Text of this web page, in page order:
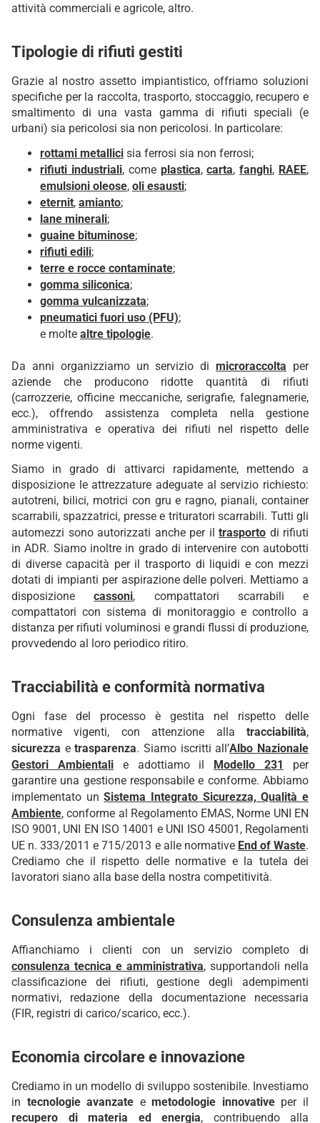
attività commerciali e agricole, altro.
Tipologie di rifiuti gestiti
Grazie al nostro assetto impiantistico, offriamo soluzioni
specifiche per la raccolta, trasporto, stoccaggio, recupero e
smaltimento di una vasta gamma di rifiuti speciali (e
urbani) sia pericolosi sia non pericolosi. In particolare:
rottami metallici sia ferrosi sia non ferrosi;
rifiuti industriali, come plastica,carta,fanghi, RAEE,
emulsioni oleose, oli esausti;
eternit, amianto;
lane minerali;
guaine bituminose;
rifiuti edili;
terre e rocce contaminate;
gomma siliconica;
gomma vulcanizzata;
pneumatici fuori uso (PFU);
e molte altre tipologie.
Da anni organizziamo un servizio dimicroraccolta per
aziende che producono ridotte quantità di rifiuti
(carrozzerie, officine meccaniche, serigrafie, falegnamerie,
ecc.), offrendo assistenza completa nella gestione
amministrativa e operativa dei rifiuti nel rispetto delle
norme vigenti.
Siamo in grado di attivarci rapidamente, mettendo a
disposizione le attrezzature adeguate al servizio richiesto:
autotreni, bilici, motrici con gru e ragno, pianali, container
scarrabili, spazzatrici, presse e trituratori scarrabili. Tutti gli
automezzi sono autorizzati anche per il trasporto di rifiuti
in ADR. Siamo inoltre in grado di intervenire con autobotti
di diverse capacità per il trasporto di liquidi e con mezzi
dotati di impianti per aspirazione delle polveri. Mettiamo a
disposizionecassoni, compattatori scarrabili e
compattatori con sistema di monitoraggio e controllo a
distanza per rifiuti voluminosi e grandi flussi di produzione,
provvedendo al loro periodico ritiro.
Tracciabilità e conformità normativa
Ogni fase del processo è gestita nel rispetto delle
normative vigenti, con attenzione alla tracciabilità,
sicurezza etrasparenza. Siamo iscritti all’Albo Nazionale
Gestori Ambientalie adottiamo il Modello 231
per
garantire una gestione responsabile e conforme. Abbiamo
implementato unSistema Integrato Sicurezza, Qualità e
Ambiente, conforme al Regolamento EMAS, Norme UNI EN
ISO 9001, UNI EN ISO 14001 e UNI ISO 45001, Regolamenti
UE n. 333/2011 e 715/2013 e alle normative End of Waste.
Crediamo che il rispetto delle normative e la tutela dei
lavoratori siano alla base della nostra competitività.
Consulenza ambientale
Affianchiamo i clienti con un servizio completo di
consulenza tecnica e amministrativa, supportandoli nella
classificazione dei rifiuti, gestione degli adempimenti
normativi, redazione della documentazione necessaria
(FIR, registri di carico/scarico, ecc.).
Economia circolare e innovazione
Crediamo in un modello di sviluppo sostenibile. Investiamo
in tecnologie avanzate emetodologie innovativeper il
recupero di materia ed energia, contribuendo alla